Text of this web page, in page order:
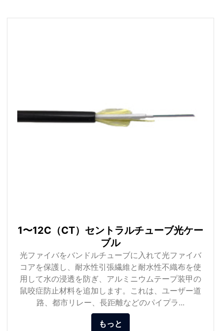
1〜12C（CT）セントラルチューブ光ケー
ブル
光ファイバをバンドルチューブに入れて光ファイバ
コアを保護し、耐水性引張繊維と耐水性不織布を使
用して水の浸透を防ぎ、アルミニウムテープ装甲の
鼠咬症防止材料を追加します。これは、ユーザー道
路、都市リレー、長距離などのパイプラ...
もっと